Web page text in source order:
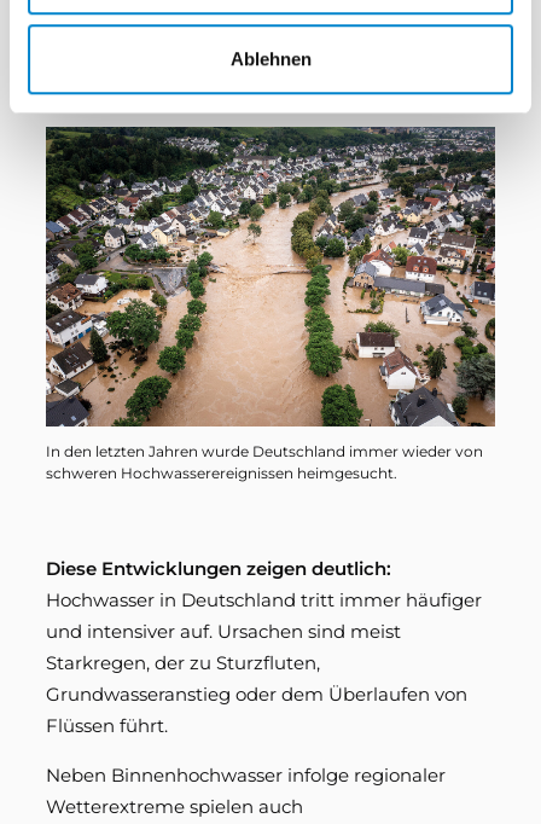
Ablehnen
erneut zu extremen Niederschlägen in
Süddeutschland, die tausende Menschen zur
Flucht zwangen.
In den letzten Jahren wurde Deutschland immer wieder von
schweren Hoch­wasser­ereignissen heimgesucht.
Diese Entwicklungen zeigen deutlich:
Hochwasser in Deutschland tritt immer häufiger
und intensiver auf. Ursachen sind meist
Starkregen, der zu Sturzfluten,
Grundwasseranstieg oder dem Überlaufen von
Flüssen führt.
Neben Binnenhochwasser infolge regionaler
Wetterextreme spielen auch